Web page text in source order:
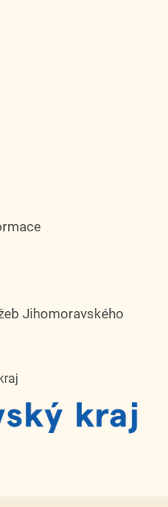
Jihomoravského